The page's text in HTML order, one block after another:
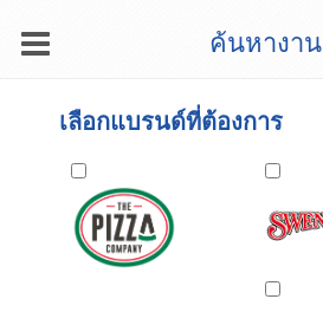
Toggle
navigation
ค้นหางาน
เลือกแบรนด์ที่ต้องการ